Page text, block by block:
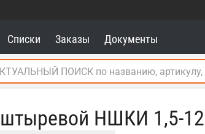
Списки Заказы Документы
НШКИ 1,5-